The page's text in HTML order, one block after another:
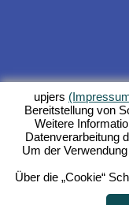
upjers
Bereitstellung von
Weitere
Datenverarbeitung
Um der
Über die „Cookie“